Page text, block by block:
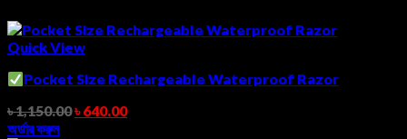
Quick View
Pocket Size Rechargeable Waterproof Razor
৳1,150.00৳640.00
অর্ডার করুন